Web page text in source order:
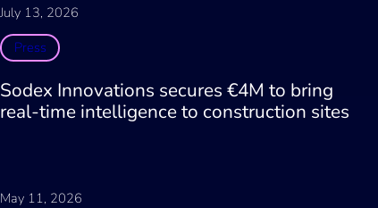
July 13, 2026
Press
Sodex Innovations secures €4M to bring
real-time intelligence to construction sites
May 11, 2026